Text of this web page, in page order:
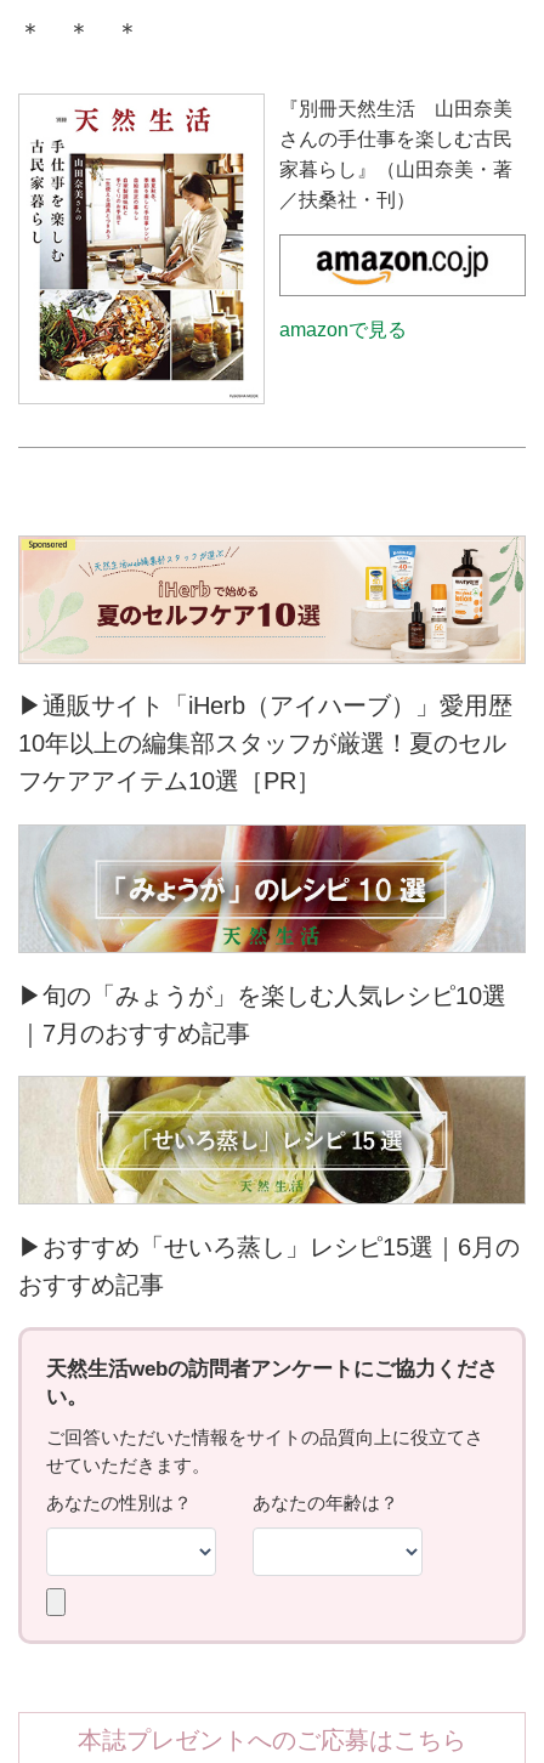
＊ ＊ ＊
『別冊天然生活 山田奈美
さんの手仕事を楽しむ古民
家暮らし』（山田奈美・著
／扶桑社・刊）
amazonで見る
▶通販サイト「iHerb（アイハーブ）」愛用歴
10年以上の編集部スタッフが厳選！夏のセル
フケアアイテム10選［PR］
▶旬の「みょうが」を楽しむ人気レシピ10選
｜7月のおすすめ記事
▶おすすめ「せいろ蒸し」レシピ15選｜6月の
おすすめ記事
本誌プレゼントへのご応募はこちら